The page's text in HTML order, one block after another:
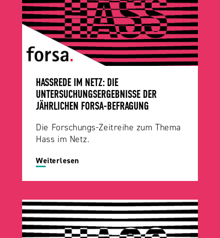
HASSREDE IM NETZ: DIE
UNTERSUCHUNGSERGEBNISSE DER
JÄHRLICHEN FORSA-BEFRAGUNG
Die Forschungs-Zeitreihe zum Thema
Hass im Netz.
Weiterlesen